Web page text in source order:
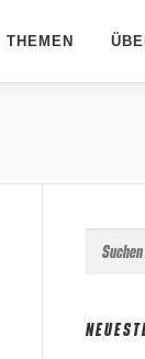
THEMEN
nach: